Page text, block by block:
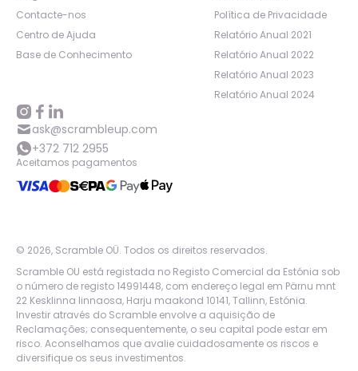
Contacte-nos
Centro de Ajuda
Base de Conhecimento
Política de Privacidade
Relatório Anual 2021
Relatório Anual 2022
Relatório Anual 2023
Relatório Anual 2024
ask@scrambleup.com
+372 712 2955
Aceitamos pagamentos
© 2026, Scramble OÜ. Todos os direitos reservados.
Scramble OU está registada no Registo Comercial da Estónia sob
o número de registo 14991448, com endereço legal em Pärnu mnt
22 Kesklinna linnaosa, Harju maakond 10141, Tallinn, Estónia.
Investir através do Scramble envolve a aquisição de
Reclamações; consequentemente, o seu capital pode estar em
risco. Aconselhamos que avalie cuidadosamente os riscos e
diversifique os seus investimentos.